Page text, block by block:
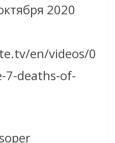
2020
en/videos/0
7-deaths-of-